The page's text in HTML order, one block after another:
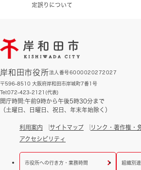
定誤りについて
岸和田市役所法人番号6000020272027
〒596-8510 大阪府岸和田市岸城町7番1号
Tel:072-423-2121(代表)
開庁時間:午前9時から午後5時30分まで
（土曜日、日曜日、祝日、年末年始除く）
利用案内 サイトマップ リンク・著作権・
アクセシビリティ
市役所への行き方・業務時間 組織別